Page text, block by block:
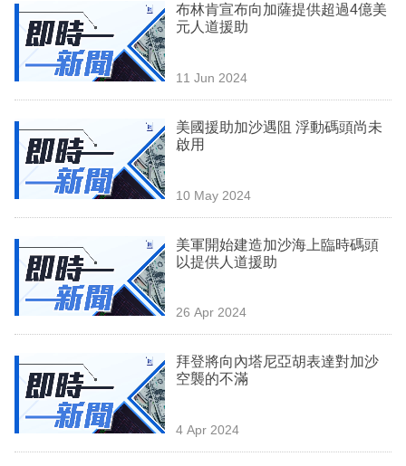
布林肯宣布向加薩提供超過4億美
元人道援助
11 Jun 2024
美國援助加沙遇阻 浮動碼頭尚未
啟用
10 May 2024
美軍開始建造加沙海上臨時碼頭
以提供人道援助
26 Apr 2024
拜登將向內塔尼亞胡表達對加沙
空襲的不滿
4 Apr 2024